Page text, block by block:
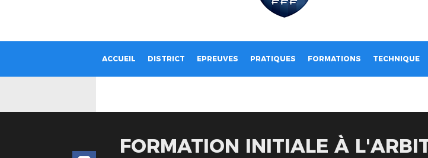
ACCUEIL DISTRICT EPREUVES PRATIQUES FORMATIONS TECHNIQUE
FORMATION INITIALE À